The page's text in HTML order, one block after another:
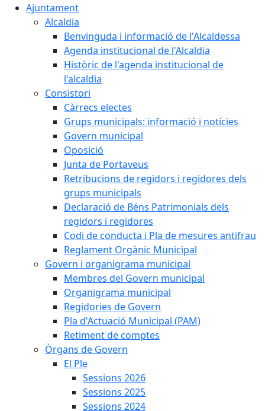
Ajuntament
Alcaldia
Benvinguda i informació de l'Alcaldessa
Agenda institucional de l'Alcaldia
Històric de l'agenda institucional de
l'alcaldia
Consistori
Càrrecs electes
Grups municipals: informació i notícies
Govern municipal
Oposició
Junta de Portaveus
Retribucions de regidors i regidores dels
grups municipals
Declaració de Béns Patrimonials dels
regidors i regidores
Codi de conducta i Pla de mesures antifrau
Reglament Orgànic Municipal
Govern i organigrama municipal
Membres del Govern municipal
Organigrama municipal
Regidories de Govern
Pla d'Actuació Municipal (PAM)
Retiment de comptes
Òrgans de Govern
El Ple
Sessions 2026
Sessions 2025
Sessions 2024